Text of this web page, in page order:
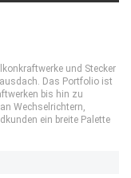
und Stecker
Das Portfolio ist
bis hin zu
Wechselrichtern,
ein breite Palette